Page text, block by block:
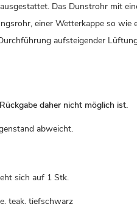
Das Dunstrohr mit
einer Wetterkappe so wie
aufsteigender
daher nicht möglich ist.
abweicht.
sich auf 1 Stk.
teak, tiefschwarz